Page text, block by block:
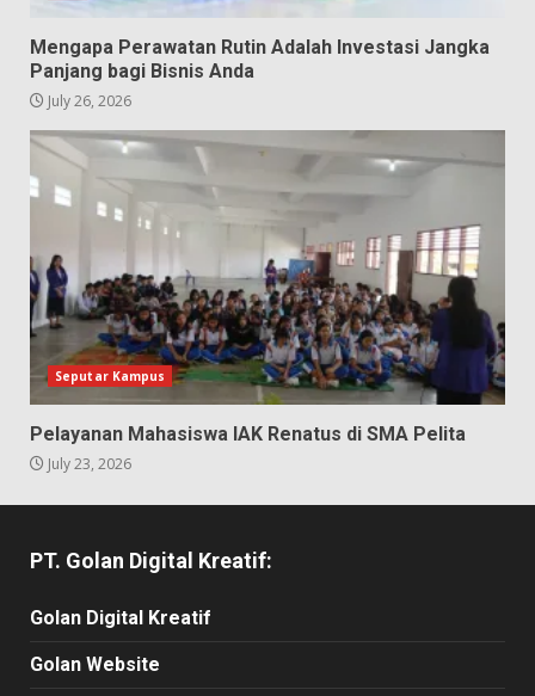
Mengapa Perawatan Rutin Adalah Investasi Jangka
Panjang bagi Bisnis Anda
July 26, 2026
Seputar Kampus
Pelayanan Mahasiswa IAK Renatus di SMA Pelita
July 23, 2026
PT. Golan Digital Kreatif:
Golan Digital Kreatif
Golan Website